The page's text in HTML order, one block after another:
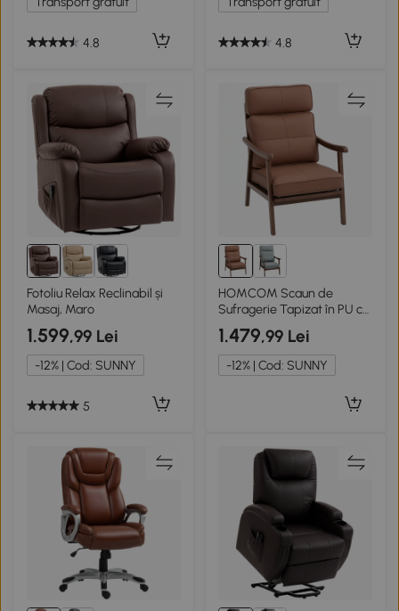
Maro
4.8
fotoliu TV cu buzunar
pentru sufragerie, piele
4.8
Fotoliu Relax Reclinabil și
Masaj, Maro
1.599,99 Lei
-12% | Cod: SUNNY
5
HOMCOM Scaun de
Sufragerie Tapizat în PU cu
Cadru din Lemn Pernițe
Acolchado Groase Maro și
Lemn Nuc
1.479,99 Lei
-12% | Cod: SUNNY